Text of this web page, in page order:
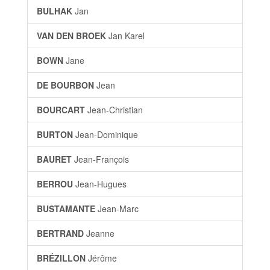
BULHAK Jan
VAN DEN BROEK Jan Karel
BOWN Jane
DE BOURBON Jean
BOURCART Jean-Christian
BURTON Jean-Dominique
BAURET Jean-François
BERROU Jean-Hugues
BUSTAMANTE Jean-Marc
BERTRAND Jeanne
BRÉZILLON Jérôme